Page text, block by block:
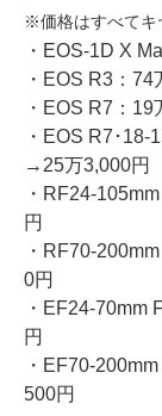
※価格はすべてキ
・EOS-1D X
・EOS R3：
・EOS R7：
・EOS R7･18-
→25万3,000円
・RF24-
円
・RF70-
0円
・EF24-70mm
円
・EF70-
500円